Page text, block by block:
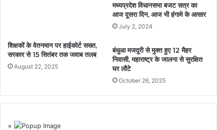
मध्यप्रदेश विधानसभा बजट सत्र का
आज दूसरा दिन, आज भी हंगामे के आसार
July 2, 2024
शिक्षकों के वेतनमान पर हाईकोर्ट सख्त,
सरकार से 15 सितंबर तक जवाब तलब
August 22, 2025
बंधुआ मजदूरी से मुक्त हुए 12 मैहर
निवासी, महाराष्ट्र के जालना से सुरक्षित
घर लौटे
October 26, 2025
×